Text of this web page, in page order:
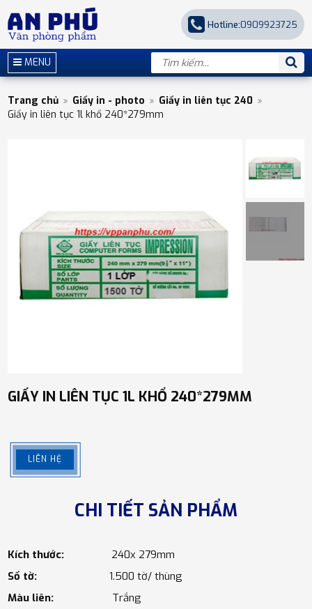
Hotline:0909923725
MENU
Trang chủ Giấy in - photo
Giấy in liên tục 240
Giấy in liên tục 1l khổ 240*279mm
GIẤY IN LIÊN TỤC 1L KHỔ 240*279MM
LIÊN HỆ
CHI TIẾT SẢN PHẨM
Kích thước: 240x 279mm
Số tờ: 1.500 tờ/ thùng
Màu liên: Trắng